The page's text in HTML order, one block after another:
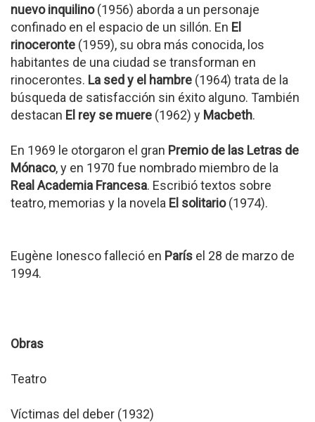
nuevo inquilino(1956) aborda a un personaje
confinado en el espacio de un sillón. En El
rinoceronte (1959), su obra más conocida, los
habitantes de una ciudad se transforman en
rinocerontes. La sed y el hambre (1964) trata de la
búsqueda de satisfacción sin éxito alguno. También
destacan El rey se muere (1962) y Macbeth.
En 1969 le otorgaron el gran Premio de las Letras de
Mónaco, y en 1970 fue nombrado miembro de la
Real Academia Francesa. Escribió textos sobre
teatro, memorias y la novela El solitario(1974).
Eugène Ionesco falleció en París el 28 de marzo de
1994.
Obras
Teatro
Víctimas del deber (1932)